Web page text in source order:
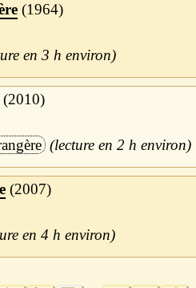
1964
3 h
2010
2 h
2007
4 h